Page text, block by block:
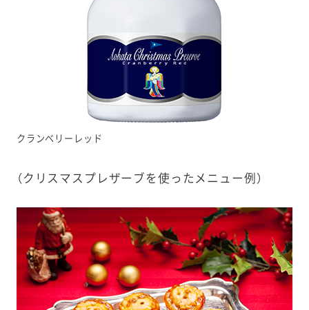
クランベリーレッド
（クリスマスプレザーブを使ったメニュー例）